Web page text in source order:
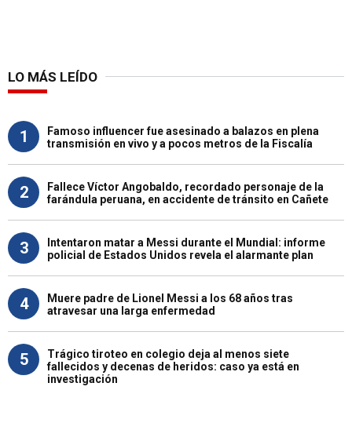
LO MÁS LEÍDO
1
Famoso influencer fue asesinado a balazos en plena
transmisión en vivo y a pocos metros de la Fiscalía
2
Fallece Víctor Angobaldo, recordado personaje de la
farándula peruana, en accidente de tránsito en Cañete
3
Intentaron matar a Messi durante el Mundial: informe
policial de Estados Unidos revela el alarmante plan
4
Muere padre de Lionel Messi a los 68 años tras
atravesar una larga enfermedad
5
Trágico tiroteo en colegio deja al menos siete
fallecidos y decenas de heridos: caso ya está en
investigación